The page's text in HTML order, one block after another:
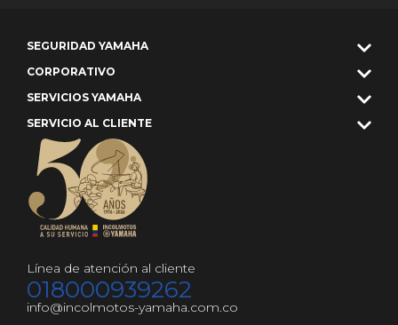
SEGURIDAD YAMAHA
CORPORATIVO
SERVICIOS YAMAHA
SERVICIO AL CLIENTE
Línea de atención al cliente
018000939262
info@incolmotos-yamaha.com.co